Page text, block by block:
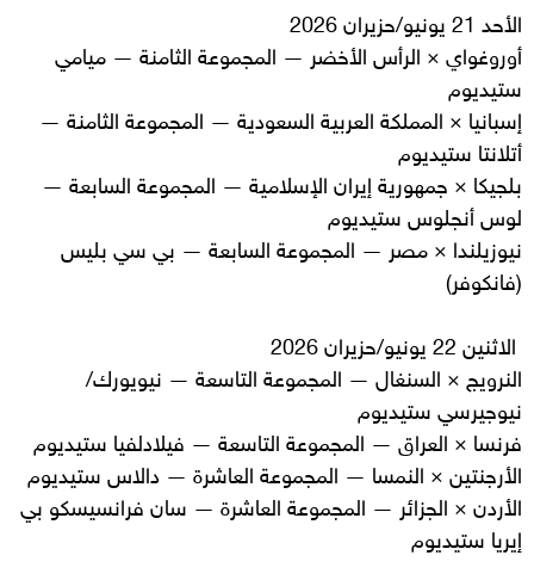
الأحد 21 يونيو/حزيران 2026
أوروغواي × الرأس الأخضر — المجموعة الثامنة — ميامي
ستيديوم
إسبانيا × المملكة العربية السعودية — المجموعة الثامنة —
أتلانتا ستيديوم
بلجيكا × جمهورية إيران الإسلامية — المجموعة السابعة —
لوس أنجلوس ستيديوم
نيوزيلندا × مصر — المجموعة السابعة — بي سي بليس
(فانكوفر)
الاثنين 22 يونيو/حزيران 2026
النرويج × السنغال — المجموعة التاسعة — نيويورك/
نيوجيرسي ستيديوم
فرنسا × العراق — المجموعة التاسعة — فيلادلفيا ستيديوم
الأرجنتين × النمسا — المجموعة العاشرة — دالاس ستيديوم
الأردن × الجزائر — المجموعة العاشرة — سان فرانسيسكو بي
إيريا ستيديوم